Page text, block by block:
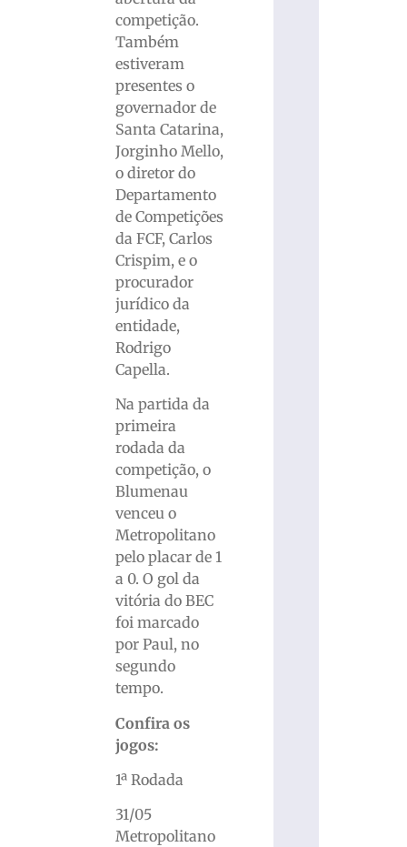
competição.
Também
estiveram
presentes o
governador de
Santa Catarina,
Jorginho Mello,
o diretor do
Departamento
de Competições
da FCF, Carlos
Crispim, e o
procurador
jurídico da
entidade,
Rodrigo
Capella.
Na partida da
primeira
rodada da
competição, o
Blumenau
venceu o
Metropolitano
pelo placar de 1
a 0. O gol da
vitória do BEC
foi marcado
por Paul, no
segundo
tempo.
Confira os
jogos:
1ª Rodada
31/05
Metropolitano